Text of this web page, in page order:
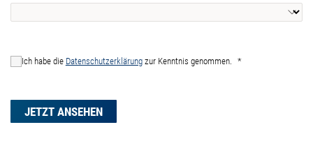
Ich habe die Datenschutzerklärungzur Kenntnis genommen.
JETZT ANSEHEN